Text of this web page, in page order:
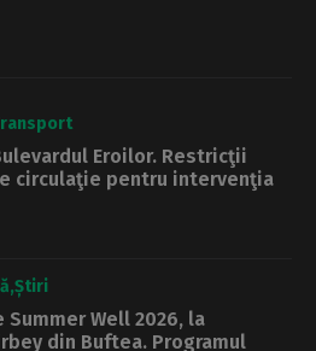
Eroilor. Restricţii
circulaţie pentru intervenţia
Știri
Summer Well 2026, la
din Buftea. Programul